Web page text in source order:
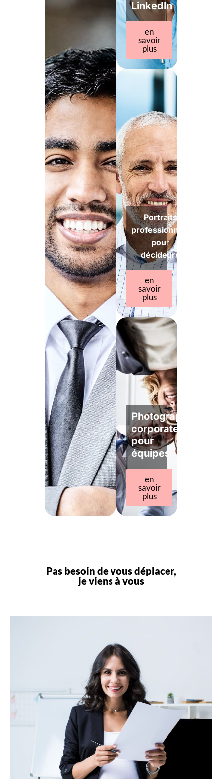
LinkedIn
en
savoir
plus
Portraits
professionnels
pour
décideurs
en
savoir
plus
Photographe
corporate
pour
équipes
en
savoir
plus
Pas besoin de vous déplacer,
je viens à vous